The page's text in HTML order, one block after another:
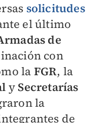
solicitudes
el último
de
con
la FGR, la
y Secretarías
la
de